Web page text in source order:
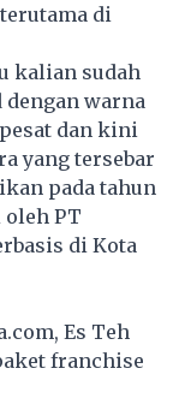
di
kalian sudah
warna
dan kini
yang tersebar
pada tahun
oleh PT
di Kota
Es Teh
franchise